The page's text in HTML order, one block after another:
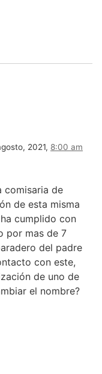
2021, 8:00 am
comisaria de
de esta misma
cumplido con
por mas de 7
del padre
con este,
de uno de
el nombre?